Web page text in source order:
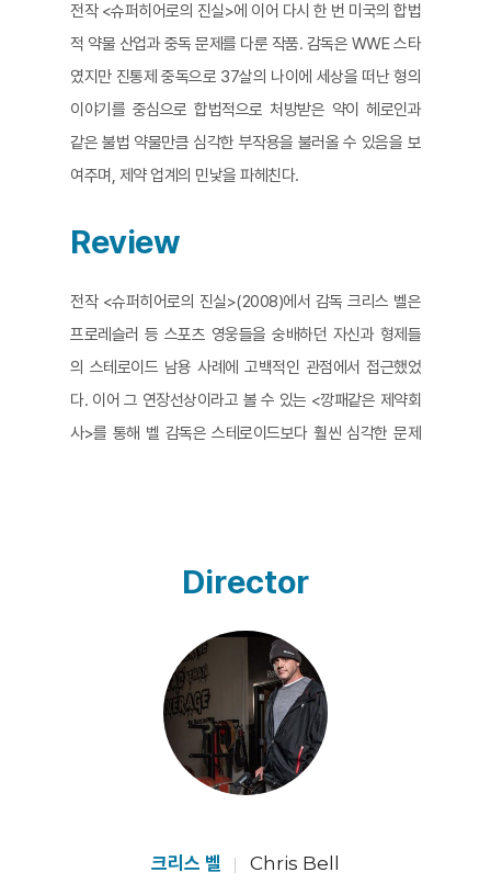
전작 <슈퍼히어로의 진실>에 이어 다시 한 번 미국의 합법
적 약물 산업과 중독 문제를 다룬 작품. 감독은 WWE 스타
였지만 진통제 중독으로 37살의 나이에 세상을 떠난 형의
이야기를 중심으로 합법적으로 처방받은 약이 헤로인과
같은 불법 약물만큼 심각한 부작용을 불러올 수 있음을 보
여주며, 제약 업계의 민낯을 파헤친다.
Review
전작 <슈퍼히어로의 진실>(2008)에서 감독 크리스 벨은
프로레슬러 등 스포츠 영웅들을 숭배하던 자신과 형제들
의 스테로이드 남용 사례에 고백적인 관점에서 접근했었
다. 이어 그 연장선상이라고 볼 수 있는 <깡패같은 제약회
사>를 통해 벨 감독은 스테로이드보다 훨씬 심각한 문제
약 시스템이 존재한다. 그 덫에 걸리면 합법적인 구조 내에
서 마약 중독이나 별반 다를 것 없는 나락으로 떨어지게 되
며 실제로 그런 일들은 일상적으로 일어난다는 사실을 작
품은 보여주는데, 이는 처방약 남용으로 죽음에 이르게 된
<슈퍼히어로의 진실>의 출연자이자 WWE 프로레슬러 출
신 친형 마이크 벨의 비극이 고리가 되어 감독 자신의 구체
적인 삶의 문제로 연결된다.
마약과의 전쟁이라는 거대한 슬로건 하에서 벌어진 불법
제로는 마약 밀매보다도 훨씬 거대한 탐욕의 카르텔을 이
Director
크리스 벨 Chris Bell